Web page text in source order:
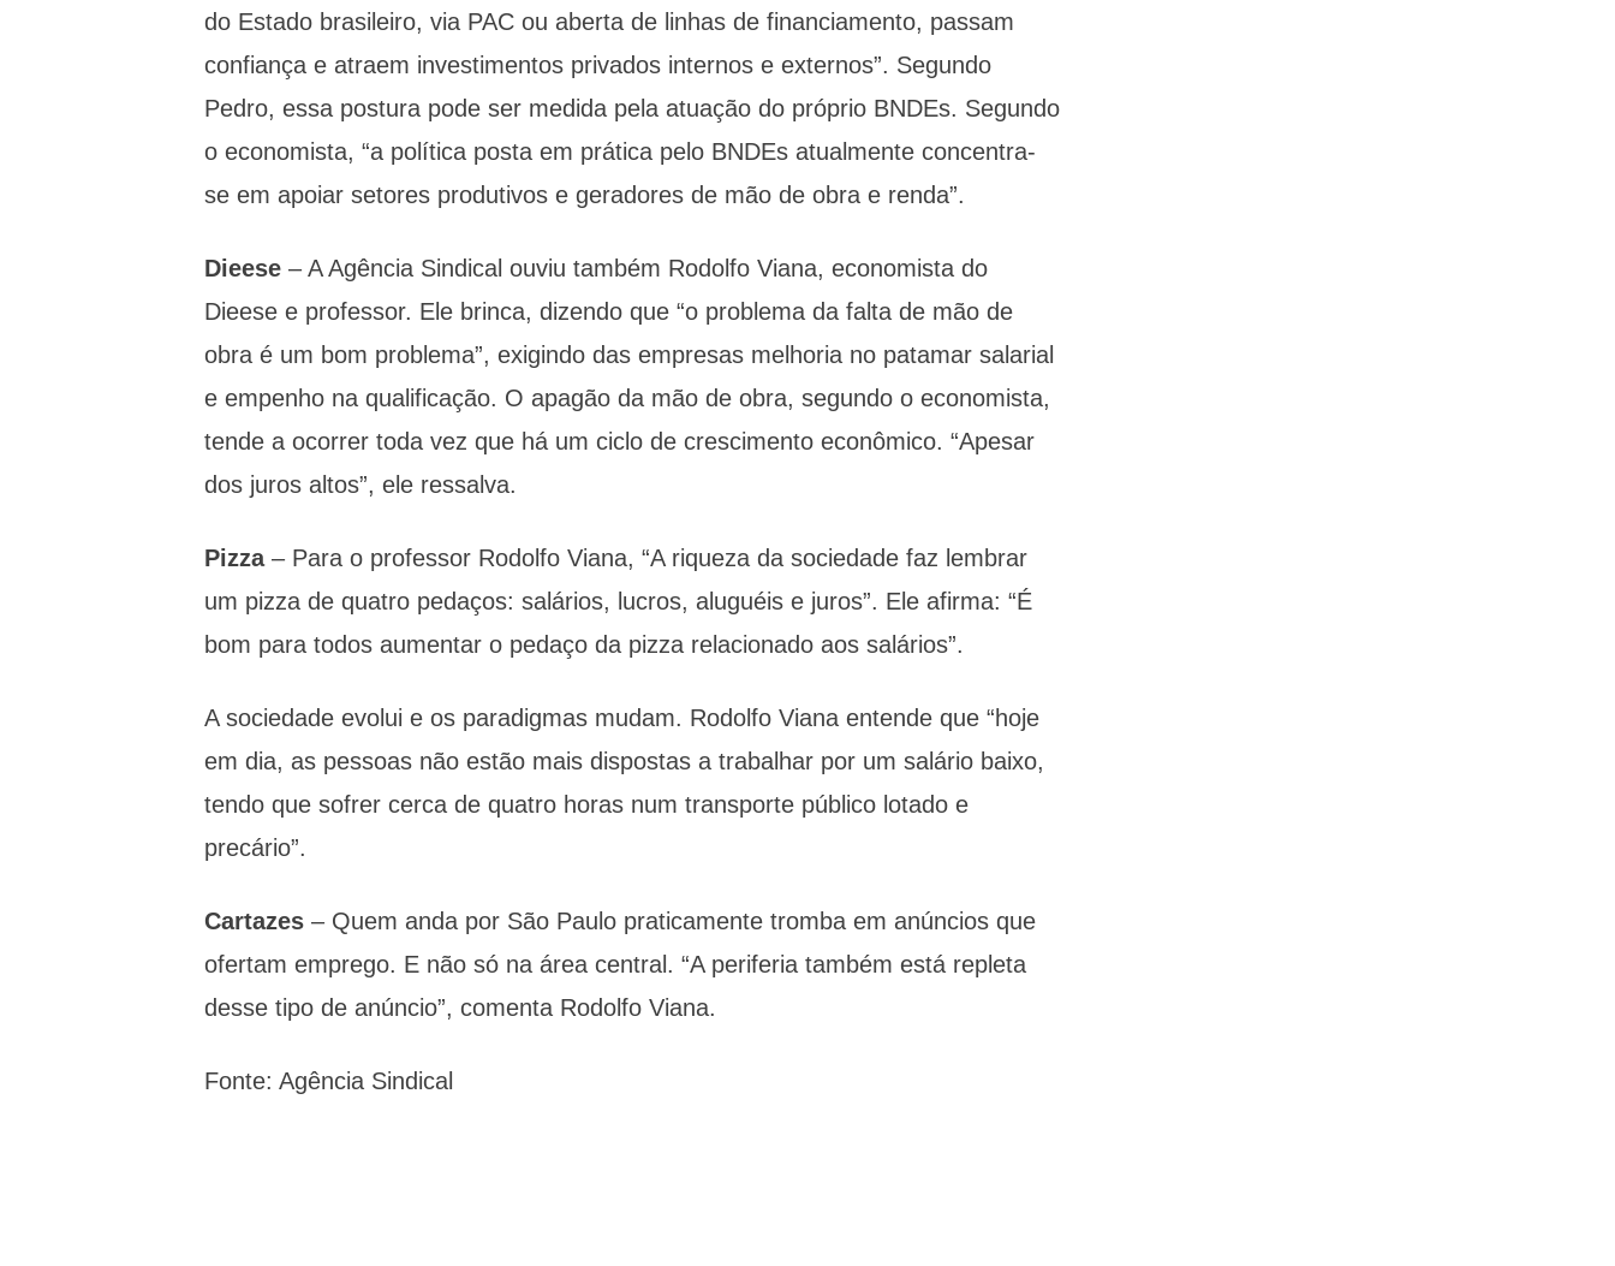
do Estado brasileiro, via PAC ou aberta de linhas de financiamento, passam
confiança e atraem investimentos privados internos e externos”. Segundo
Pedro, essa postura pode ser medida pela atuação do próprio BNDEs. Segundo
o economista, “a política posta em prática pelo BNDEs atualmente concentra-
se em apoiar setores produtivos e geradores de mão de obra e renda”.
Dieese – A Agência Sindical ouviu também Rodolfo Viana, economista do
Dieese e professor. Ele brinca, dizendo que “o problema da falta de mão de
obra é um bom problema”, exigindo das empresas melhoria no patamar salarial
e empenho na qualificação. O apagão da mão de obra, segundo o economista,
tende a ocorrer toda vez que há um ciclo de crescimento econômico. “Apesar
dos juros altos”, ele ressalva.
Pizza – Para o professor Rodolfo Viana, “A riqueza da sociedade faz lembrar
um pizza de quatro pedaços: salários, lucros, aluguéis e juros”. Ele afirma: “É
bom para todos aumentar o pedaço da pizza relacionado aos salários”.
A sociedade evolui e os paradigmas mudam. Rodolfo Viana entende que “hoje
em dia, as pessoas não estão mais dispostas a trabalhar por um salário baixo,
tendo que sofrer cerca de quatro horas num transporte público lotado e
precário”.
Cartazes – Quem anda por São Paulo praticamente tromba em anúncios que
ofertam emprego. E não só na área central. “A periferia também está repleta
desse tipo de anúncio”, comenta Rodolfo Viana.
Fonte: Agência Sindical